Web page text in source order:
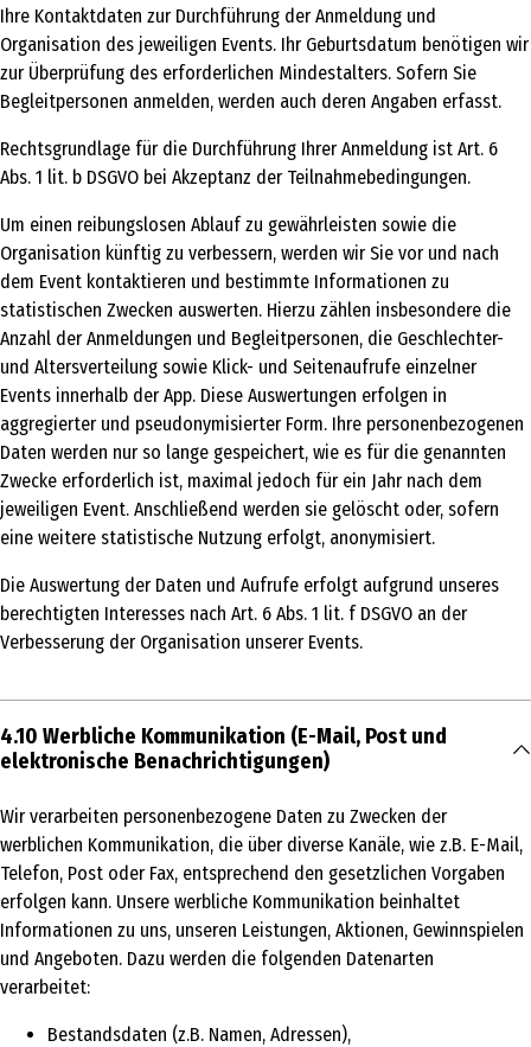
Ihre Kontaktdaten zur Durchführung der Anmeldung und
Organisation des jeweiligen Events. Ihr Geburtsdatum benötigen wir
zur Überprüfung des erforderlichen Mindestalters. Sofern Sie
Begleitpersonen anmelden, werden auch deren Angaben erfasst.
Rechtsgrundlage für die Durchführung Ihrer Anmeldung ist Art. 6
Abs. 1 lit. b DSGVO bei Akzeptanz der Teilnahmebedingungen.
Um einen reibungslosen Ablauf zu gewährleisten sowie die
Organisation künftig zu verbessern, werden wir Sie vor und nach
dem Event kontaktieren und bestimmte Informationen zu
statistischen Zwecken auswerten. Hierzu zählen insbesondere die
Anzahl der Anmeldungen und Begleitpersonen, die Geschlechter-
und Altersverteilung sowie Klick- und Seitenaufrufe einzelner
Events innerhalb der App. Diese Auswertungen erfolgen in
aggregierter und pseudonymisierter Form. Ihre personenbezogenen
Daten werden nur so lange gespeichert, wie es für die genannten
Zwecke erforderlich ist, maximal jedoch für ein Jahr nach dem
jeweiligen Event. Anschließend werden sie gelöscht oder, sofern
eine weitere statistische Nutzung erfolgt, anonymisiert.
Die Auswertung der Daten und Aufrufe erfolgt aufgrund unseres
berechtigten Interesses nach Art. 6 Abs. 1 lit. f DSGVO an der
Verbesserung der Organisation unserer Events.
4.10 Werbliche Kommunikation (E-Mail, Post und
elektronische Benachrichtigungen)
Wir verarbeiten personenbezogene Daten zu Zwecken der
werblichen Kommunikation, die über diverse Kanäle, wie z.B. E-Mail,
Telefon, Post oder Fax, entsprechend den gesetzlichen Vorgaben
erfolgen kann. Unsere werbliche Kommunikation beinhaltet
Informationen zu uns, unseren Leistungen, Aktionen, Gewinnspielen
und Angeboten. Dazu werden die folgenden Datenarten
verarbeitet:
Bestandsdaten (z.B. Namen, Adressen),